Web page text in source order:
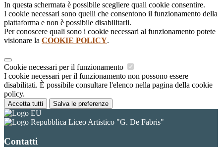
In questa schermata è possibile scegliere quali cookie consentire.
I cookie necessari sono quelli che consentono il funzionamento della
piattaforma e non è possibile disabilitarli.
Per conoscere quali sono i cookie necessari al funzionamento potete
visionare la COOKIE POLICY.
Cookie necessari per il funzionamento
I cookie necessari per il funzionamento non possono essere
disabilitati. È possibile consultare l'elenco nella pagina della cookie
policy.
Accetta tutti Salva le preferenze
Liceo Artistico "G. De Fabris"
Contatti